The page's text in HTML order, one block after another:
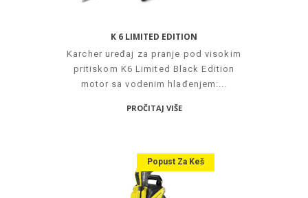
K 6 LIMITED EDITION
Karcher uređaj za pranje pod visokim
pritiskom K6 Limited Black Edition
motor sa vodenim hlađenjem:...
PROČITAJ VIŠE
Popust Za Keš